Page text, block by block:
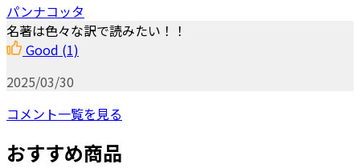
パンナコッタ
名著は色々な訳で読みたい！！
Good (1)
2025/03/30
コメント一覧を見る
おすすめ商品